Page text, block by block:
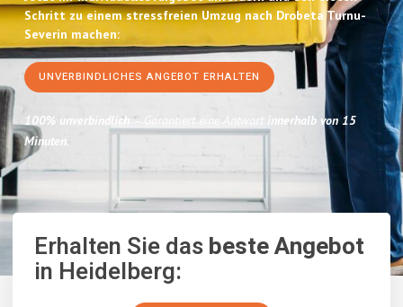
Schritt zu einem stressfreien Umzug nach Drobeta Turnu-
Severin machen:
UNVERBINDLICHES ANGEBOT ERHALTEN
100% unverbindlich – Garantiert eine Antwort
innerhalb von 15
Minuten.
Erhalten Sie dasbeste Angebot
in Heidelberg: